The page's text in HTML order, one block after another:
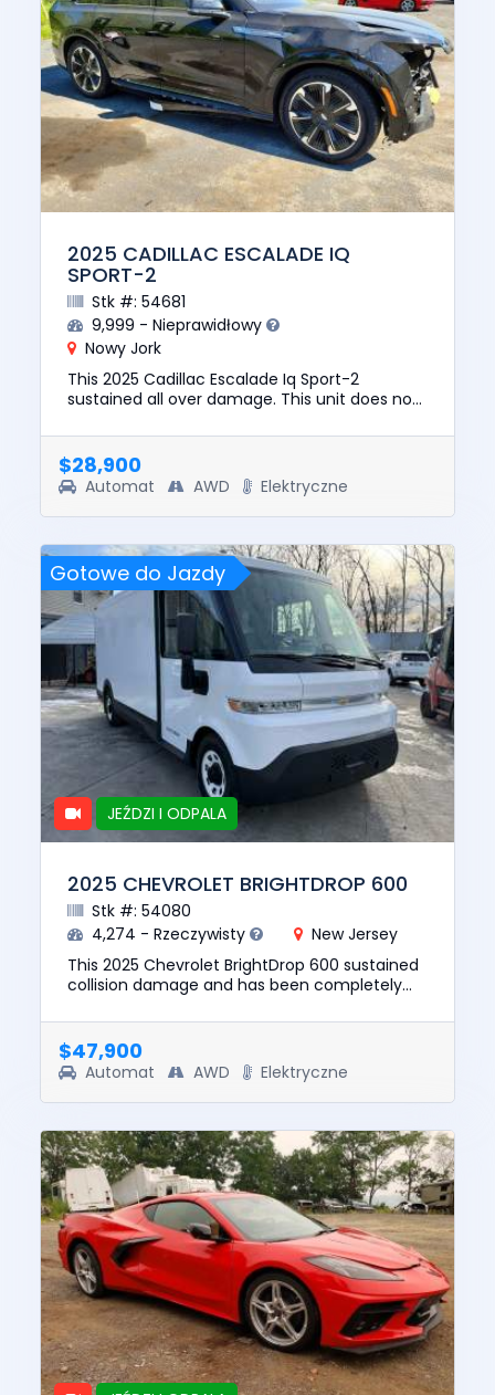
2025 CADILLAC ESCALADE IQ
SPORT-2
Stk #: 54681
9,999 - Nieprawidłowy
Nowy Jork
This 2025 Cadillac Escalade Iq Sport-2
sustained all over damage. This unit does not
this vehicle was $13...
$28,900
Automat AWD Elektryczne
Gotowe do Jazdy
JEŹDZI I ODPALA
2025 CHEVROLET BRIGHTDROP 600
Stk #: 54080
4,274 - Rzeczywisty
New Jersey
This 2025 Chevrolet BrightDrop 600 sustained
collision damage and has been completely
drive. The pre-total loss...
$47,900
Automat AWD Elektryczne